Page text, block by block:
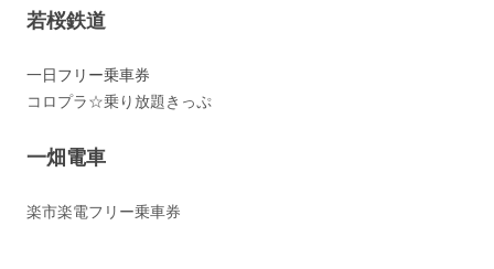
若桜鉄道
一日フリー乗車券
コロプラ☆乗り放題きっぷ
一畑電車
楽市楽電フリー乗車券